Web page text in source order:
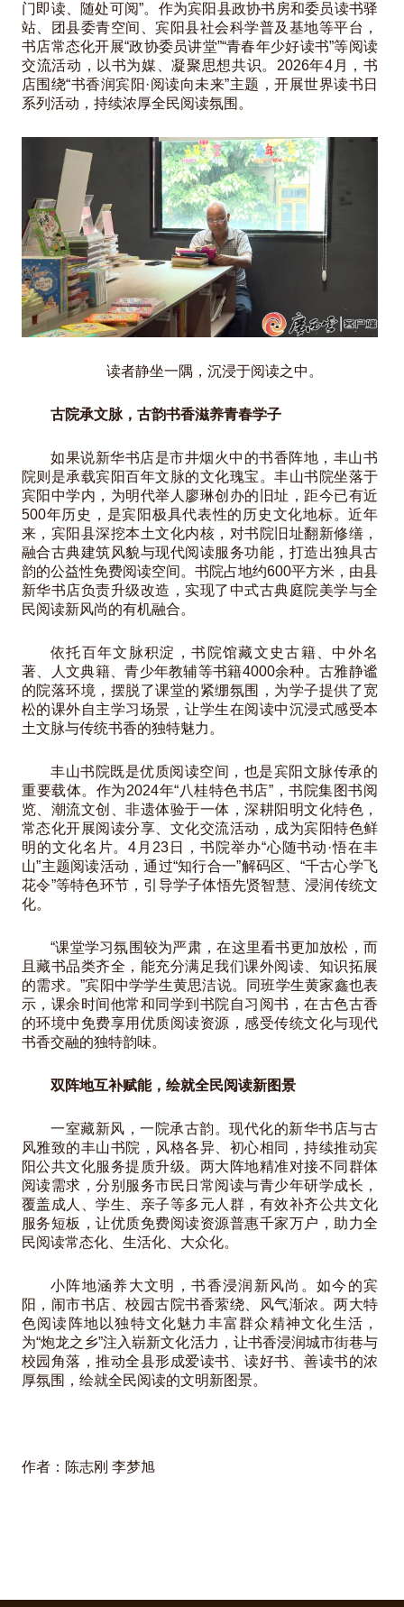
门即读、随处可阅”。作为宾阳县政协书房和委员读书驿
站、团县委青空间、宾阳县社会科学普及基地等平台，
书店常态化开展“政协委员讲堂”“青春年少好读书”等阅读
交流活动，以书为媒、凝聚思想共识。2026年4月，书
店围绕“书香润宾阳·阅读向未来”主题，开展世界读书日
系列活动，持续浓厚全民阅读氛围。
读者静坐一隅，沉浸于阅读之中。
古院承文脉，古韵书香滋养青春学子
如果说新华书店是市井烟火中的书香阵地，丰山书
院则是承载宾阳百年文脉的文化瑰宝。丰山书院坐落于
宾阳中学内，为明代举人廖琳创办的旧址，距今已有近
500年历史，是宾阳极具代表性的历史文化地标。近年
来，宾阳县深挖本土文化内核，对书院旧址翻新修缮，
融合古典建筑风貌与现代阅读服务功能，打造出独具古
韵的公益性免费阅读空间。书院占地约600平方米，由县
新华书店负责升级改造，实现了中式古典庭院美学与全
民阅读新风尚的有机融合。
依托百年文脉积淀，书院馆藏文史古籍、中外名
著、人文典籍、青少年教辅等书籍4000余种。古雅静谧
的院落环境，摆脱了课堂的紧绷氛围，为学子提供了宽
松的课外自主学习场景，让学生在阅读中沉浸式感受本
土文脉与传统书香的独特魅力。
丰山书院既是优质阅读空间，也是宾阳文脉传承的
重要载体。作为2024年“八桂特色书店”，书院集图书阅
览、潮流文创、非遗体验于一体，深耕阳明文化特色，
常态化开展阅读分享、文化交流活动，成为宾阳特色鲜
明的文化名片。4月23日，书院举办“心随书动·悟在丰
山”主题阅读活动，通过“知行合一”解码区、“千古心学飞
花令”等特色环节，引导学子体悟先贤智慧、浸润传统文
化。
“课堂学习氛围较为严肃，在这里看书更加放松，而
且藏书品类齐全，能充分满足我们课外阅读、知识拓展
的需求。”宾阳中学学生黄思洁说。同班学生黄家鑫也表
示，课余时间他常和同学到书院自习阅书，在古色古香
的环境中免费享用优质阅读资源，感受传统文化与现代
书香交融的独特韵味。
双阵地互补赋能，绘就全民阅读新图景
一室藏新风，一院承古韵。现代化的新华书店与古
风雅致的丰山书院，风格各异、初心相同，持续推动宾
阳公共文化服务提质升级。两大阵地精准对接不同群体
阅读需求，分别服务市民日常阅读与青少年研学成长，
覆盖成人、学生、亲子等多元人群，有效补齐公共文化
服务短板，让优质免费阅读资源普惠千家万户，助力全
民阅读常态化、生活化、大众化。
小阵地涵养大文明，书香浸润新风尚。如今的宾
阳，闹市书店、校园古院书香萦绕、风气渐浓。两大特
色阅读阵地以独特文化魅力丰富群众精神文化生活，
为“炮龙之乡”注入崭新文化活力，让书香浸润城市街巷与
校园角落，推动全县形成爱读书、读好书、善读书的浓
厚氛围，绘就全民阅读的文明新图景。
作者：陈志刚 李梦旭